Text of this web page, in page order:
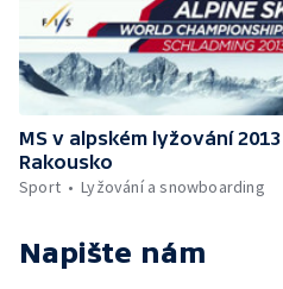
MS v alpském lyžování 2013
Rakousko
Sport
Lyžování a snowboarding
Napište nám